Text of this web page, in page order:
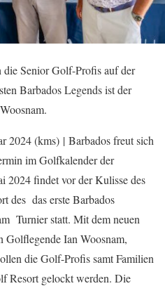
Senior Golf-Profis auf der
Barbados Legends ist der
2024 (kms) | Barbados freut sich
im Golfkalender der
findet vor der Kulisse des
des das erste Barbados
Turnier statt. Mit dem neuen
Golflegende Ian Woosnam,
die Golf-Profis samt Familien
Resort gelockt werden. Die